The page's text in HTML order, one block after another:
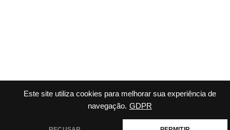
Este site utiliza cookies para melhorar sua experiência de
navegação. GDPR